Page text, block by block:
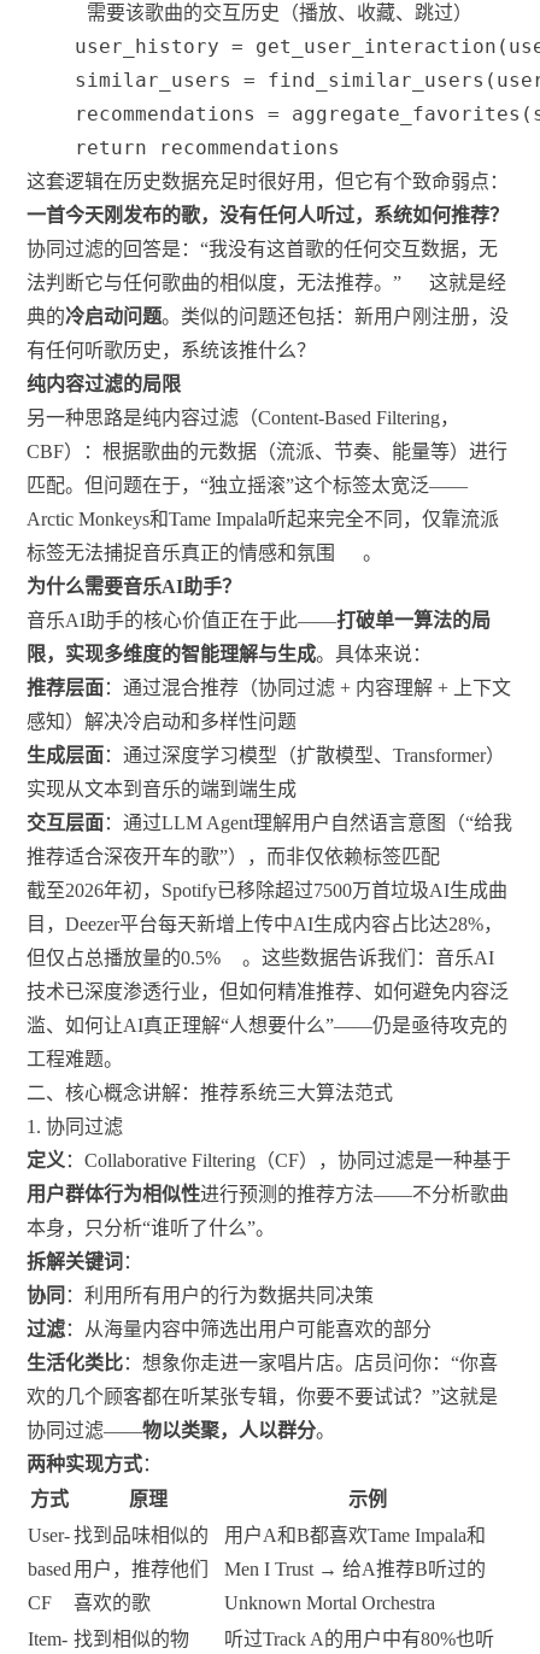
需要该歌曲的交互历史（播放、收藏、跳过）
    user_history
= get_user_interaction (
    similar_users
= find_similar_users (
    recommendations
= aggregate_favorites (
return recommendations
这套逻辑在历史数据充足时很好用，但它有个致命弱点：
一首今天刚发布的歌，没有任何人听过，系统如何推荐？
协同过滤的回答是：“我没有这首歌的任何交互数据，无
法判断它与任何歌曲的相似度，无法推荐。”
这就是经
典的冷启动问题。类似的问题还包括：新用户刚注册，没
有任何听歌历史，系统该推什么？
纯内容过滤的局限
另一种思路是纯内容过滤（Content-Based Filtering，
CBF）：根据歌曲的元数据（流派、节奏、能量等）进行
匹配。但问题在于，“独立摇滚”这个标签太宽泛——
Arctic Monkeys和Tame Impala听起来完全不同，仅靠流派
标签无法捕捉音乐真正的情感和氛围
。
为什么需要音乐AI助手？
音乐AI助手的核心价值正在于此——打破单一算法的局
限，实现多维度的智能理解与生成。具体来说：
推荐层面 ：通过混合推荐（协同过滤 + 内容理解 + 上下文
感知）解决冷启动和多样性问题
生成层面 ：通过深度学习模型（扩散模型、Transformer）
实现从文本到音乐的端到端生成
交互层面 ：通过LLM Agent理解用户自然语言意图（“给我
推荐适合深夜开车的歌”），而非仅依赖标签匹配
截至2026年初，Spotify已移除超过7500万首垃圾AI生成曲
目，Deezer平台每天新增上传中AI生成内容占比达28%，
但仅占总播放量的0.5%
。这些数据告诉我们：音乐AI
技术已深度渗透行业，但如何精准推荐、如何避免内容泛
滥、如何让AI真正理解“人想要什么”——仍是亟待攻克的
工程难题。
二、核心概念讲解：推荐系统三大算法范式
1. 协同过滤
定义 ：Collaborative Filtering（CF），协同过滤是一种基于
用户群体行为相似性进行预测的推荐方法——不分析歌曲
本身，只分析“谁听了什么”。
拆解关键词 ：
协同 ：利用所有用户的行为数据共同决策
过滤：从海量内容中筛选出用户可能喜欢的部分
生活化类比：想象你走进一家唱片店。店员问你：“你喜
欢的几个顾客都在听某张专辑，你要不要试试？”这就是
协同过滤——物以类聚，人以群分。
两种实现方式：
方式
原理
示例
User-
based
CF
找到品味相似的
用户，推荐他们
喜欢的歌
用户A和B都喜欢Tame Impala和
Men I Trust → 给A推荐B听过的
Unknown Mortal Orchestra
Item- 找到相似的物 听过Track A的用户中有80%也听